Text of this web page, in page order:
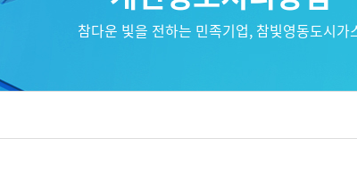
참다운 빛을 전하는 민족기업, 참빛영동도시가